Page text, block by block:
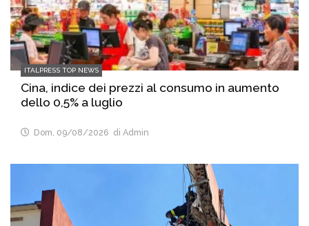
ITALPRESS TOP NEWS
Cina, indice dei prezzi al consumo in aumento
dello 0,5% a luglio
Dom, 09/08/2026 di Admin